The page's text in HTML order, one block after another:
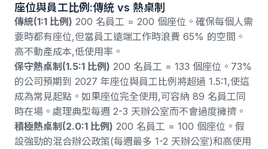
座位與員工比例:傳統 vs 熱桌制
傳統(1:1 比例) 200 名員工 = 200 個座位。確保每個人需
要時都有座位,但當員工遠端工作時浪費 65% 的空間。
高不動產成本,低使用率。
保守熱桌制(1.5:1 比例) 200 名員工 = 133 個座位。 73%
的公司預期到 2027 年座位與員工比例將超過 1.5:1,使這
成為常見起點。如果座位完全使用,可容納 89 名員工同
時在場。處理典型每週 2-3 天辦公室而不會過度擁擠。
積極熱桌制(2.0:1 比例) 200 名員工 = 100 個座位。假
設強勁的混合辦公政策(每週最多 1-2 天辦公室)和高使用